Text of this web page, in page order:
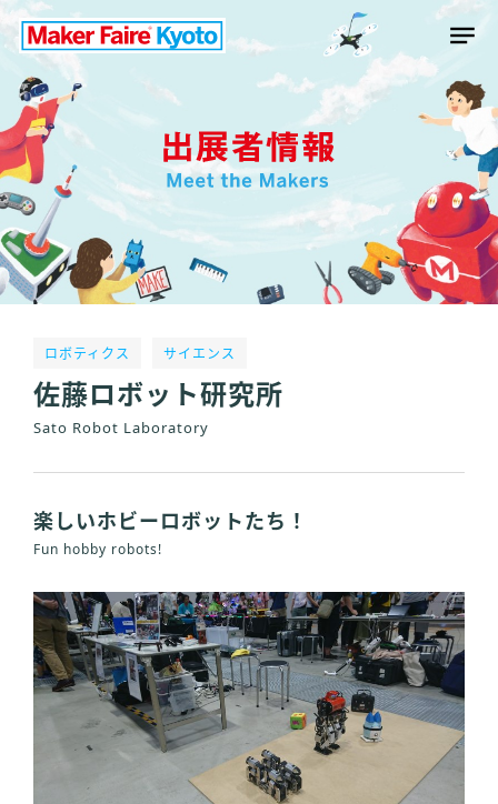
ロボティクス サイエンス
佐藤ロボット研究所
Sato Robot Laboratory
楽しいホビーロボットたち！
Fun hobby robots!